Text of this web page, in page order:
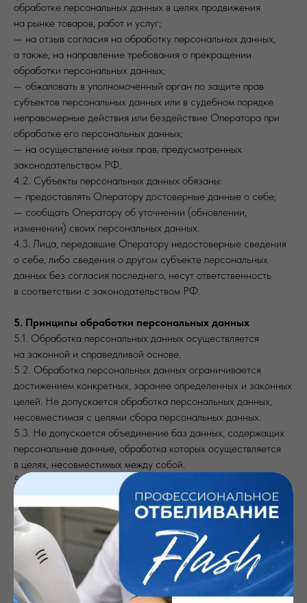
обработке персональных данных в целях продвижения
на рынке товаров, работ и услуг;
— на отзыв согласия на обработку персональных данных,
а также, на направление требования о прекращении
обработки персональных данных;
— обжаловать в уполномоченный орган по защите прав
субъектов персональных данных или в судебном порядке
неправомерные действия или бездействие Оператора при
обработке его персональных данных;
— на осуществление иных прав, предусмотренных
законодательством РФ.
4.2. Субъекты персональных данных обязаны:
— предоставлять Оператору достоверные данные о себе;
— сообщать Оператору об уточнении (обновлении,
изменении) своих персональных данных.
4.3. Лица, передавшие Оператору недостоверные сведения
о себе, либо сведения о другом субъекте персональных
данных без согласия последнего, несут ответственность
в соответствии с законодательством РФ.
5. Принципы обработки персональных данных
5.1. Обработка персональных данных осуществляется
на законной и справедливой основе.
5.2. Обработка персональных данных ограничивается
достижением конкретных, заранее определенных и законных
целей. Не допускается обработка персональных данных,
несовместимая с целями сбора персональных данных.
5.3. Не допускается объединение баз данных, содержащих
персональные данные, обработка которых осуществляется
в целях, несовместимых между собой.
5.4. Обработке подлежат только персональные данные,
которые отвечают целям их обработки.
5.5. Содержание и объем обрабатываемых персональных
данных соответствуют заявленным целям обработки.
Не допускается избыточность обрабатываемых
персональных данных по отношению к заявленным целям
их обработки.
5.6. При обработке персональных данных обеспечивается